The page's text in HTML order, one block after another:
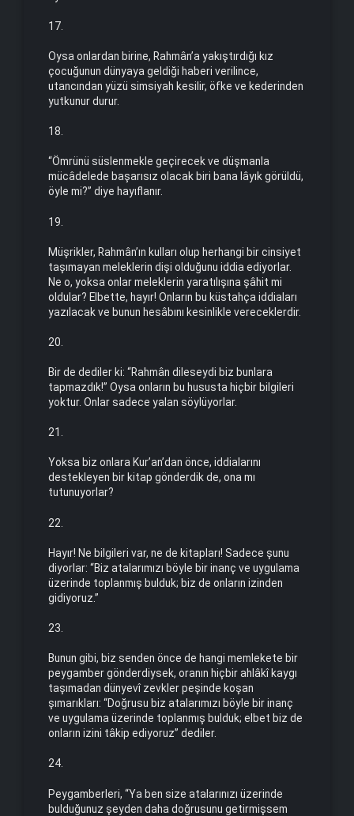
17.
Oysa onlardan birine, Rahmân’a yakıştırdığı kız
çocuğunun dünyaya geldiği haberi verilince,
utancından yüzü simsiyah kesilir, öfke ve kederinden
yutkunur durur.
18.
“Ömrünü süslenmekle geçirecek ve düşmanla
mücâdelede başarısız olacak biri bana lâyık görüldü,
öyle mi?” diye hayıflanır.
19.
Müşrikler, Rahmân’ın kulları olup herhangi bir cinsiyet
taşımayan meleklerin dişi olduğunu iddia ediyorlar.
Ne o, yoksa onlar meleklerin yaratılışına şâhit mi
oldular? Elbette, hayır! Onların bu küstahça iddiaları
yazılacak ve bunun hesâbını kesinlikle vereceklerdir.
20.
Bir de dediler ki: “Rahmân dileseydi biz bunlara
tapmazdık!” Oysa onların bu hususta hiçbir bilgileri
yoktur. Onlar sadece yalan söylüyorlar.
21.
Yoksa biz onlara Kur’an’dan önce, iddialarını
destekleyen bir kitap gönderdik de, ona mı
tutunuyorlar?
22.
Hayır! Ne bilgileri var, ne de kitapları! Sadece şunu
diyorlar: “Biz atalarımızı böyle bir inanç ve uygulama
üzerinde toplanmış bulduk; biz de onların izinden
gidiyoruz.”
23.
Bunun gibi, biz senden önce de hangi memlekete bir
peygamber gönderdiysek, oranın hiçbir ahlâkî kaygı
taşımadan dünyevî zevkler peşinde koşan
şımarıkları: “Doğrusu biz atalarımızı böyle bir inanç
ve uygulama üzerinde toplanmış bulduk; elbet biz de
onların izini tâkip ediyoruz” dediler.
24.
Peygamberleri, “Ya ben size atalarınızı üzerinde
bulduğunuz şeyden daha doğrusunu getirmişsem